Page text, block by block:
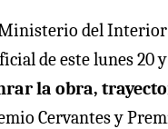
del Interior
de este lunes 20
la obra,
Cervantes y